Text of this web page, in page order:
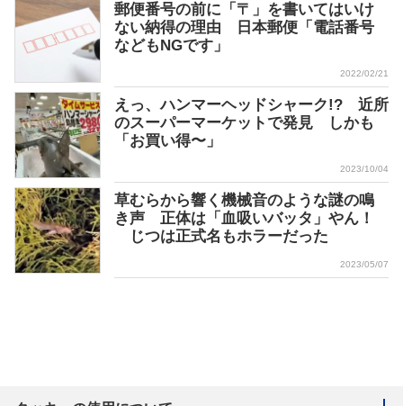
郵便番号の前に「〒」を書いてはいけ
ない納得の理由 日本郵便「電話番号
などもNGです」
2022/02/21
えっ、ハンマーヘッドシャーク!? 近所
のスーパーマーケットで発見 しかも
「お買い得〜」
2023/10/04
草むらから響く機械音のような謎の鳴
き声 正体は「血吸いバッタ」やん！
じつは正式名もホラーだった
2023/05/07